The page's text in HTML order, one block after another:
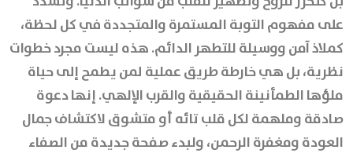
على مفهوم التوبة المستمرة والمتجددة في كل لحظة،
كملاذ آمن ووسيلة للتطهر الدائم. هذه ليست مجرد خطوات
نظرية، بل هي خارطة طريق عملية لمن يطمح إلى حياة
ملؤها الطمأنينة الحقيقية والقرب الإلهي. إنها دعوة
صادقة وملهمة لكل قلب تائه أو متشوق لاكتشاف جمال
العودة ومغفرة الرحمن، ولبدء صفحة جديدة من الصفاء